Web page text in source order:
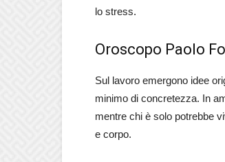
lo stress.
Oroscopo Paolo
Sul lavoro emergono idee
minimo di concretezza. In
mentre chi è solo potrebbe
e corpo.